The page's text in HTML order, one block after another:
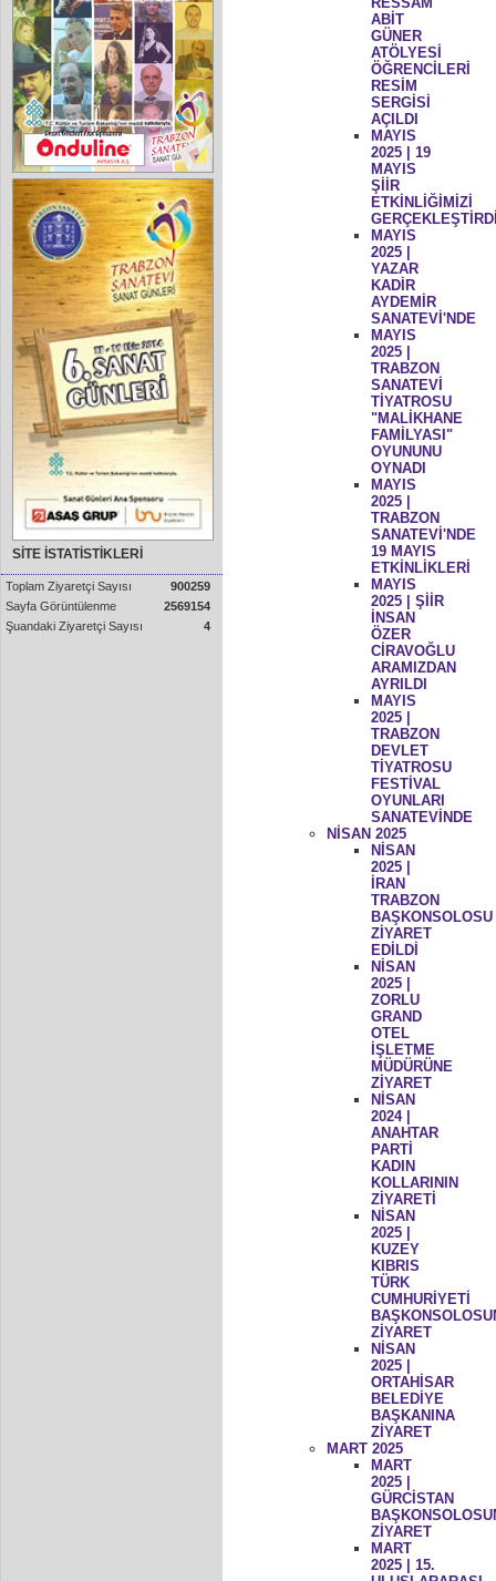
SİTE İSTATİSTİKLERİ
Toplam Ziyaretçi Sayısı
900259
Sayfa Görüntülenme
2569154
Şuandaki Ziyaretçi Sayısı
4
ABİT
GÜNER
ATÖLYESİ
ÖĞRENCİLERİ
RESİM
SERGİSİ
AÇILDI
MAYIS
2025 | 19
MAYIS
ŞİİR
ETKİNLİĞİMİZİ
MAYIS
2025 |
YAZAR
KADİR
AYDEMİR
SANATEVİ'NDE
MAYIS
2025 |
TRABZON
SANATEVİ
TİYATROSU
"MALİKHANE
FAMİLYASI"
OYUNUNU
OYNADI
MAYIS
2025 |
TRABZON
SANATEVİ'NDE
19 MAYIS
ETKİNLİKLERİ
MAYIS
2025 | ŞİİR
İNSAN
ÖZER
CİRAVOĞLU
ARAMIZDAN
AYRILDI
MAYIS
2025 |
TRABZON
DEVLET
TİYATROSU
FESTİVAL
OYUNLARI
SANATEVİNDE
NİSAN 2025
NİSAN
2025 |
İRAN
TRABZON
BAŞKONSOLOSU
ZİYARET
EDİLDİ
NİSAN
2025 |
ZORLU
GRAND
OTEL
İŞLETME
MÜDÜRÜNE
ZİYARET
NİSAN
2024 |
ANAHTAR
PARTİ
KADIN
KOLLARININ
ZİYARETİ
NİSAN
2025 |
KUZEY
KIBRIS
TÜRK
CUMHURİYETİ
ZİYARET
NİSAN
2025 |
ORTAHİSAR
BELEDİYE
BAŞKANINA
ZİYARET
MART 2025
MART
2025 |
GÜRCİSTAN
ZİYARET
MART
2025 | 15.